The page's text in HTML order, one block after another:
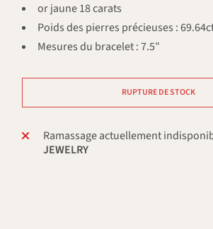
or jaune 18 carats
Poids des pierres précieuses :
Mesures du bracelet : 7.5″
RUPTURE DE STOCK
Ramassage actuellement
JEWELRY